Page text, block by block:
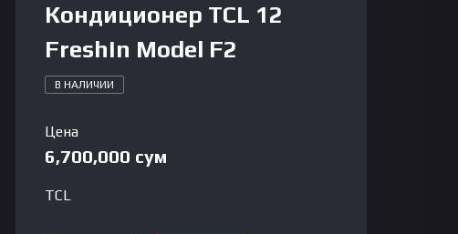
Кондиционер TCL 12
FreshIn Model F2
В НАЛИЧИИ
Цена
6,700,000 сум
TCL